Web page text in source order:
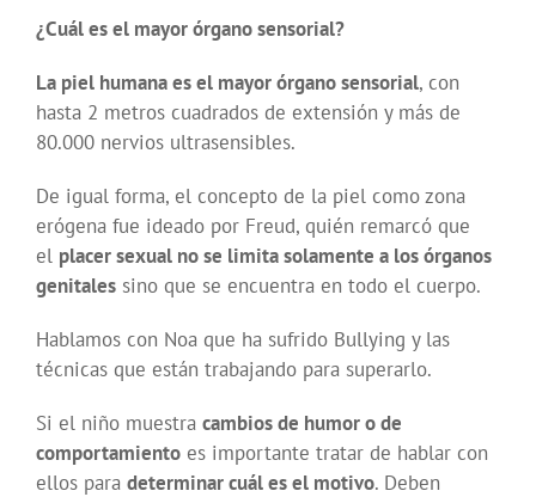
¿Cuál es el mayor órgano sensorial?
La piel humana es el mayor órgano sensorial, con
hasta 2 metros cuadrados de extensión y más de
80.000 nervios ultrasensibles.
De igual forma, el concepto de la piel como zona
erógena fue ideado por Freud, quién remarcó que
el placer sexual no se limita solamente a los órganos
genitales sino que se encuentra en todo el cuerpo.
Hablamos con Noa que ha sufrido Bullying y las
técnicas que están trabajando para superarlo.
Si el niño muestra cambios de humor o de
comportamiento es importante tratar de hablar con
ellos para determinar cuál es el motivo. Deben